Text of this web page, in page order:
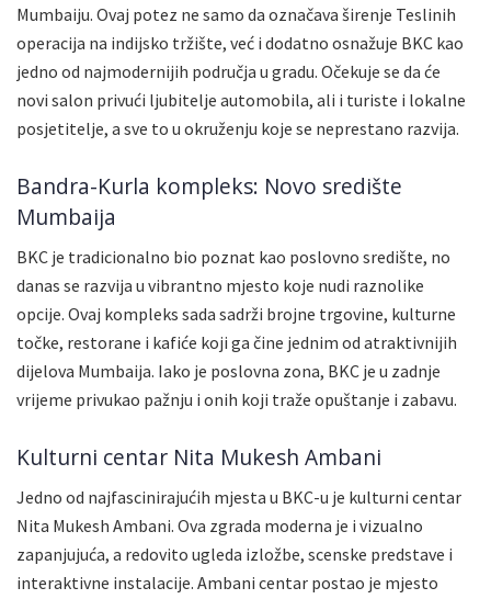
Mumbaiju. Ovaj potez ne samo da označava širenje Teslinih
operacija na indijsko tržište, već i dodatno osnažuje BKC kao
jedno od najmodernijih područja u gradu. Očekuje se da će
novi salon privući ljubitelje automobila, ali i turiste i lokalne
posjetitelje, a sve to u okruženju koje se neprestano razvija.
Bandra-Kurla kompleks: Novo središte
Mumbaija
BKC je tradicionalno bio poznat kao poslovno središte, no
danas se razvija u vibrantno mjesto koje nudi raznolike
opcije. Ovaj kompleks sada sadrži brojne trgovine, kulturne
točke, restorane i kafiće koji ga čine jednim od atraktivnijih
dijelova Mumbaija. Iako je poslovna zona, BKC je u zadnje
vrijeme privukao pažnju i onih koji traže opuštanje i zabavu.
Kulturni centar Nita Mukesh Ambani
Jedno od najfascinirajućih mjesta u BKC-u je kulturni centar
Nita Mukesh Ambani. Ova zgrada moderna je i vizualno
zapanjujuća, a redovito ugleda izložbe, scenske predstave i
interaktivne instalacije. Ambani centar postao je mjesto